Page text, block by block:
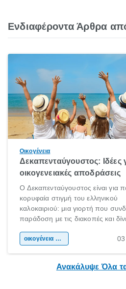
Ενδιαφέροντα Άρθρα
Οικογένεια
Δεκαπενταύγουστος: Ιδέες
οικογενειακές αποδράσεις
Ο Δεκαπενταύγουστος είναι για
κορυφαία στιγμή του ελληνικού
καλοκαιριού: μια γιορτή που
παράδοση με τις διακοπές και
χώρας. Είτε πρόκειται για λίγες
οικογένεια & παιδί
Ανακάλυψε Όλα